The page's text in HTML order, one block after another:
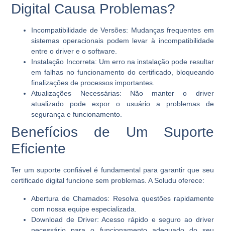
Digital Causa Problemas?
Incompatibilidade de Versões: Mudanças frequentes em
sistemas operacionais podem levar à incompatibilidade
entre o driver e o software.
Instalação Incorreta: Um erro na instalação pode resultar
em falhas no funcionamento do certificado, bloqueando
finalizações de processos importantes.
Atualizações Necessárias: Não manter o driver
atualizado pode expor o usuário a problemas de
segurança e funcionamento.
Benefícios de Um Suporte
Eficiente
Ter um suporte confiável é fundamental para garantir que seu
certificado digital funcione sem problemas. A Soludu oferece:
Abertura de Chamados: Resolva questões rapidamente
com nossa equipe especializada.
Download de Driver: Acesso rápido e seguro ao driver